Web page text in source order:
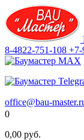
8-4822-751-108 +7-
office@bau-
0
0,00 руб.